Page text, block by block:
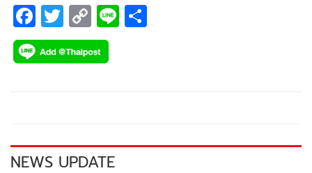
F
ac
e
k
T
wi
tt
C
o
p
k
Li
NEWS UPDATE